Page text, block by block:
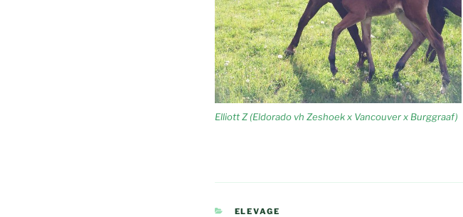
Elliott Z (Eldorado vh Zeshoek x Vancouver x Burggraaf)
CATÉGORIES
ELEVAGE